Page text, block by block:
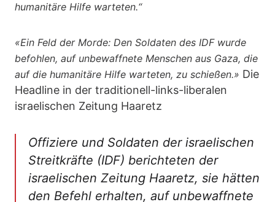
humanitäre Hilfe warteten.“
«Ein Feld der Morde: Den Soldaten des IDF wurde
befohlen, auf unbewaffnete Menschen aus Gaza, die
auf die humanitäre Hilfe warteten, zu schießen.» Die
Headline in der traditionell-links-liberalen
israelischen Zeitung Haaretz
Offiziere und Soldaten der israelischen
Streitkräfte (IDF) berichteten der
israelischen Zeitung Haaretz, sie hätten
den Befehl erhalten, auf unbewaffnete